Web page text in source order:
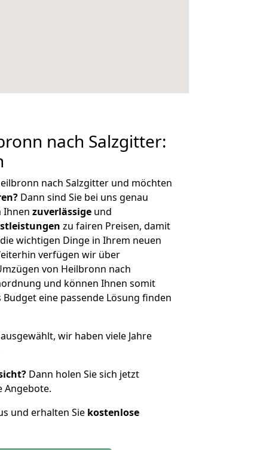
nach Salzgitter:
nach Salzgitter und möchten
Dann sind Sie bei uns genau
Ihnen zuverlässige und
zu fairen Preisen, damit
wichtigen Dinge in Ihrem neuen
verfügen wir über
von Heilbronn nach
und können Ihnen somit
eine passende Lösung finden
wir haben viele Jahre
Dann holen Sie sich jetzt
Angebote.
und erhalten Sie kostenlose